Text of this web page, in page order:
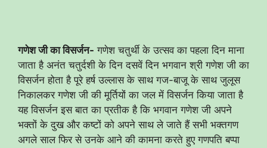
गणेश जी का विसर्जन- गणेश चतुर्थी के उत्सव का पहला दिन माना
जाता है अनंत चतुर्दशी के दिन दसवें दिन भगवान श्री गणेश जी का
विसर्जन होता है पूरे हर्ष उल्लास के साथ गज-बाजू के साथ जुलूस
निकालकर गणेश जी की मूर्तियों का जल में विसर्जन किया जाता है
यह विसर्जन इस बात का प्रतीक है कि भगवान गणेश जी अपने
भक्तों के दुख और कष्टों को अपने साथ ले जाते हैं सभी भक्तगण
अगले साल फिर से उनके आने की कामना करते हुए गणपति बप्पा